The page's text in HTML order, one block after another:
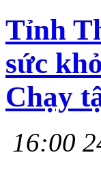
Tỉnh
sức
Chạy
16:00